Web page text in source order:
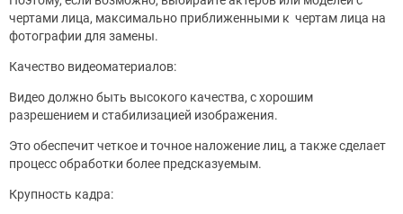
чертами лица, максимально приближенными к чертам лица на
фотографии для замены.
Качество видеоматериалов:
Видео должно быть высокого качества, с хорошим
разрешением и стабилизацией изображения.
Это обеспечит четкое и точное наложение лиц, а также сделает
процесс обработки более предсказуемым.
Крупность кадра: